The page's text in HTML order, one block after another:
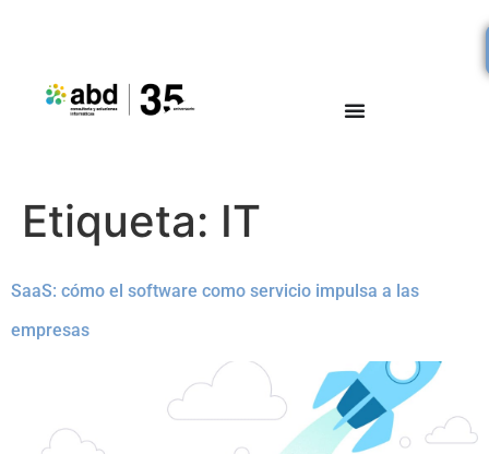
Etiqueta: IT
SaaS: cómo el software como servicio impulsa a las
empresas